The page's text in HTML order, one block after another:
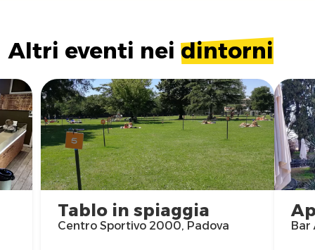
Altri eventi nei dintorni
Tablo in spiaggia
Centro Sportivo 2000, Padova Bar